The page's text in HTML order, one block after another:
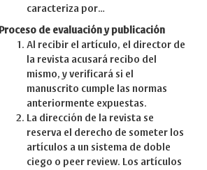
caracteriza por…
Proceso de evaluación y publicación
Al recibir el artículo, el director de
la revista acusará recibo del
mismo, y verificará si el
manuscrito cumple las normas
anteriormente expuestas.
La dirección de la revista se
reserva el derecho de someter los
artículos a un sistema de doble
ciego o peer review. Los artículos